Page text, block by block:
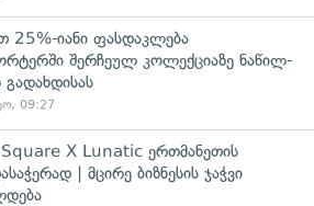
25%-იანი ფასდაკლება
შერჩეულ კოლექციაზე ნაწილ-
09:27
X Lunatic ერთმანეთის
| მცირე ბიზნესის ჯაჭვი